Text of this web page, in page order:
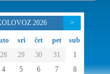
2026 >
sri čet pet
sub
28 29 30 31
1
4 5 6 7
8